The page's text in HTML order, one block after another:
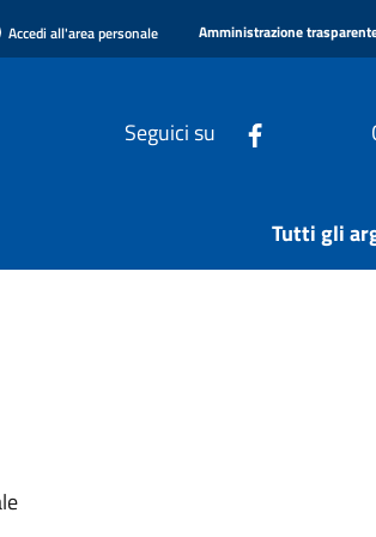
Accedi all'area personale Amministrazione
Seguici su
Tutti gli